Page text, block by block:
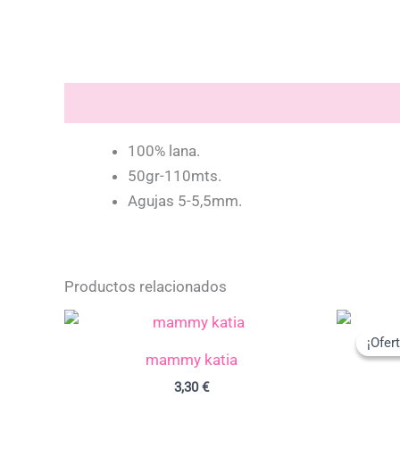
100% lana.
50gr-110mts.
Agujas 5-5,5mm.
Productos relacionados
mammy katia
3,30€